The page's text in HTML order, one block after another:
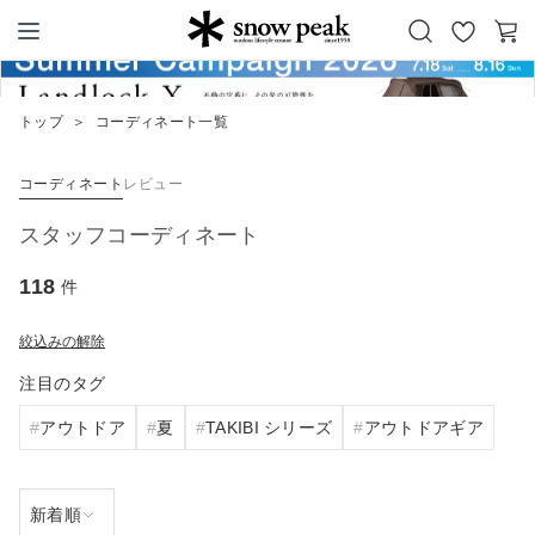
Snow Peak
お
気
カ
ー
トップ ＞ コーディネート一覧
コーディネート レビュー
スタッフコーディネート
118 件
絞込みの解除
注目のタグ
アウトドア 夏 TAKIBI シリーズ アウトドアギア